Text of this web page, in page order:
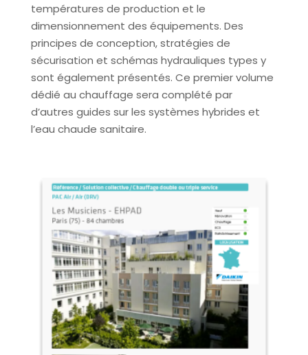
températures de production et le
dimensionnement des équipements. Des
principes de conception, stratégies de
sécurisation et schémas hydrauliques types y
sont également présentés. Ce premier volume
dédié au chauffage sera complété par
d’autres guides sur les systèmes hybrides et
l’eau chaude sanitaire.